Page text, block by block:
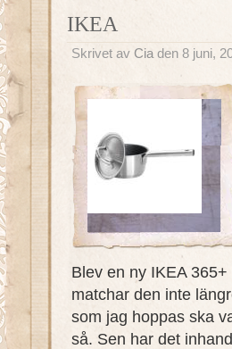
IKEA
Skrivet av Cia den 8 juni,
Blev en ny IKEA
matchar den inte
som jag hoppas ska
så. Sen har det